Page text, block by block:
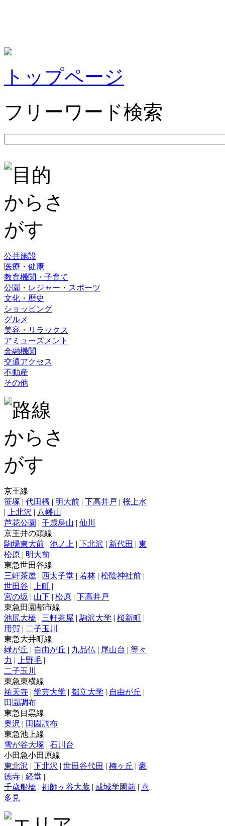
トップページ
フリーワード検索
公共施設
医療・健康
教育機関・子育て
公園・レジャー・スポーツ
文化・歴史
ショッピング
グルメ
美容・リラックス
アミューズメント
金融機関
交通アクセス
不動産
その他
京王線
笹塚 | 代田橋 | 明大前 | 下高井戸 | 桜上水
|
上北沢 | 八幡山 |
芦花公園 | 千歳烏山 | 仙川
京王井の頭線
駒場東大前 | 池ノ上 | 下北沢 | 新代田 | 東
松原 | 明大前
東急世田谷線
三軒茶屋 | 西太子堂 | 若林 | 松陰神社前 |
世田谷 | 上町 |
宮の坂 | 山下 | 松原 | 下高井戸
東急田園都市線
池尻大橋 | 三軒茶屋 | 駒沢大学 | 桜新町 |
用賀 | 二子玉川
東急大井町線
緑が丘 | 自由が丘 | 九品仏 | 尾山台 | 等々
力 | 上野毛 |
二子玉川
東急東横線
祐天寺 | 学芸大学 | 都立大学 | 自由が丘 |
田園調布
東急目黒線
奥沢 | 田園調布
東急池上線
雪が谷大塚 | 石川台
小田急小田原線
東北沢 | 下北沢 | 世田谷代田 | 梅ヶ丘 | 豪
徳寺 | 経堂 |
千歳船橋 | 祖師ヶ谷大蔵 | 成城学園前 | 喜
多見